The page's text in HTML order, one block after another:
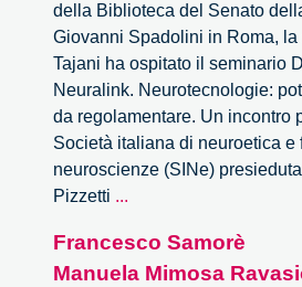
della Biblioteca del Senato
Giovanni Spadolini in Roma,
Tajani ha ospitato il seminario
Neuralink. Neurotecnologie:
da regolamentare. Un incontro
Società italiana di neuroetica e
neuroscienze (SINe)
Pizzetti ...
e
rischi
Francesco Samorè
Manuela Mimosa